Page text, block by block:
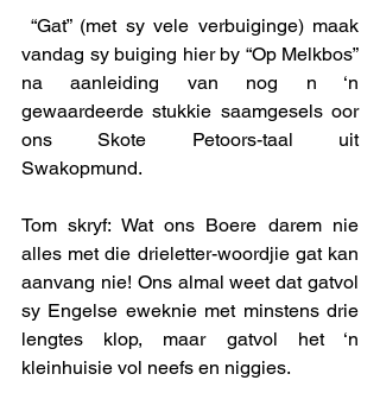
vandag sy buiging hier by “Op Melkbos”
na aanleiding van nog n ‘n
gewaardeerde stukkie saamgesels oor
ons Skote Petoors-taal uit
Swakopmund.
Tom skryf: Wat ons Boere darem nie
alles met die drieletter-woordjie gat kan
aanvang nie! Ons almal weet dat gatvol
sy Engelse eweknie met minstens drie
lengtes klop, maar gatvol het ‘n
kleinhuisie vol neefs en niggies.